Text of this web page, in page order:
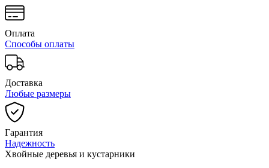
Оплата
Способы оплаты
Доставка
Любые размеры
Гарантия
Надежность
Хвойные деревья и кустарники